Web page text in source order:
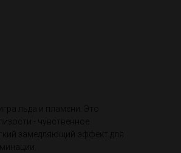
льда и пламени. Это
- чувственное
замедляющий эффект для